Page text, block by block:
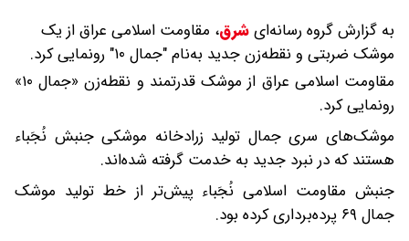
به گزارش گروه رسانه‌ایشرق، مقاومت اسلامی عراق از یک
موشک ضربتی و نقطه‌زن جدید به‌نام "جمال ۱۰" رونمایی کرد.
مقاومت اسلامی عراق از موشک قدرتمند و نقطه‌زن «جمال ۱۰»
رونمایی کرد.
موشک‌های سری جمال تولید زرادخانه موشکی جنبش نُجَباء
هستند که در نبرد جدید به خدمت گرفته شده‌اند.
جنبش مقاومت اسلامی نُجَباء پیش‌تر از خط تولید موشک
جمال ۶۹ پرده‌برداری کرده بود.